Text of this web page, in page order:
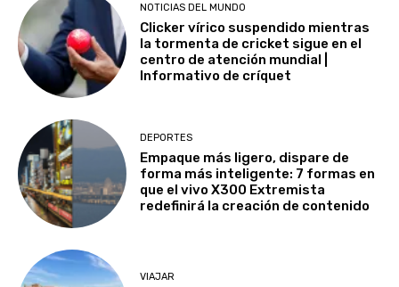
NOTICIAS DEL MUNDO
Clicker vírico suspendido mientras
la tormenta de cricket sigue en el
centro de atención mundial |
Informativo de críquet
DEPORTES
Empaque más ligero, dispare de
forma más inteligente: 7 formas en
que el vivo X300 Extremista
redefinirá la creación de contenido
VIAJAR